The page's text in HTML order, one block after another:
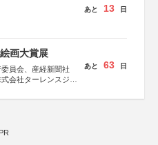
あと 13 日
画大賞展
員会、産経新聞社
会社ターレンスジャ
あと 63 日
PR